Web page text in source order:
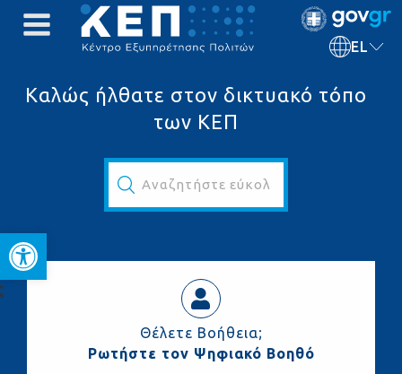
Ανοίξτε τη γραμμή
EL
Καλώς ήλθατε στον δικτυακό τόπο
των ΚΕΠ
Αναζητήστε εύκολα και γρήγορα...
Θέλετε Βοήθεια;
Ρωτήστε τον Ψηφιακό Βοηθό